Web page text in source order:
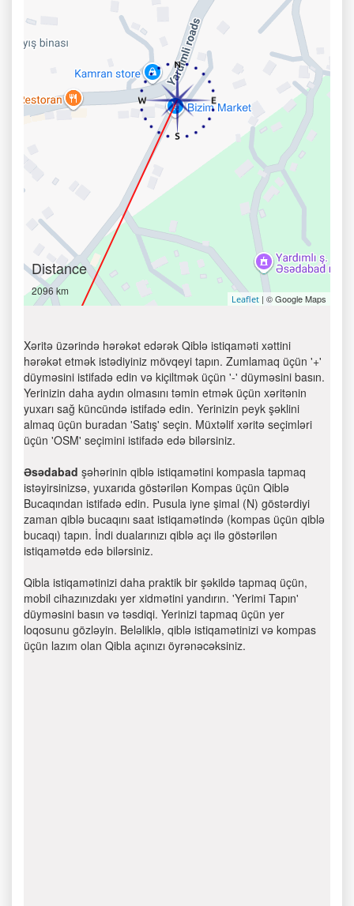
Distance
2096 km
Leaflet | © Google Maps
Xəritə üzərində hərəkət edərək Qiblə istiqaməti xəttini
hərəkət etmək istədiyiniz mövqeyi tapın. Zumlamaq üçün '+'
düyməsini istifadə edin və kiçiltmək üçün '-' düyməsini basın.
Yerinizin daha aydın olmasını təmin etmək üçün xəritənin
yuxarı sağ küncündə istifadə edin. Yerinizin peyk şəklini
almaq üçün buradan 'Satış' seçin. Müxtəlif xəritə seçimləri
üçün 'OSM' seçimini istifadə edə bilərsiniz.
Əsədabad şəhərinin qiblə istiqamətini kompasla tapmaq
istəyirsinizsə, yuxarıda göstərilən Kompas üçün Qiblə
Bucaqından istifadə edin. Pusula iyne şimal (N) göstərdiyi
zaman qiblə bucaqını saat istiqamətində (kompas üçün qiblə
bucaqı) tapın. İndi dualarınızı qiblə açı ilə göstərilən
istiqamətdə edə bilərsiniz.
Qibla istiqamətinizi daha praktik bir şəkildə tapmaq üçün,
mobil cihazınızdakı yer xidmətini yandırın. 'Yerimi Tapın'
düyməsini basın və təsdiqi. Yerinizi tapmaq üçün yer
loqosunu gözləyin. Beləliklə, qiblə istiqamətinizi və kompas
üçün lazım olan Qibla açınızı öyrənəcəksiniz.